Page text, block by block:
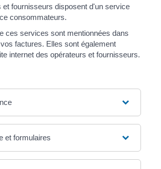
et fournisseurs disposent d'un service
consommateurs.
ces services sont mentionnées dans
factures. Elles sont également
internet des opérateurs et fournisseurs.
et formulaires